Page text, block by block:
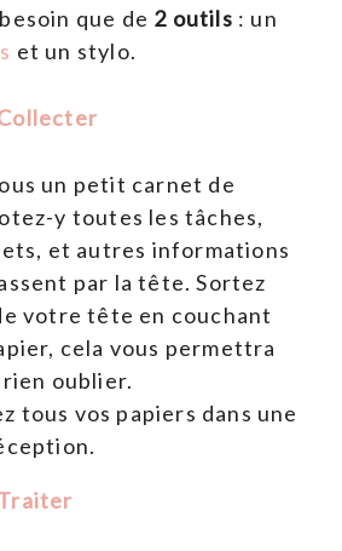
que de 2 outils : un
et un stylo.
un petit carnet de
y toutes les tâches,
et autres informations
par la tête. Sortez
votre tête en couchant
cela vous permettra
oublier.
tous vos papiers dans une